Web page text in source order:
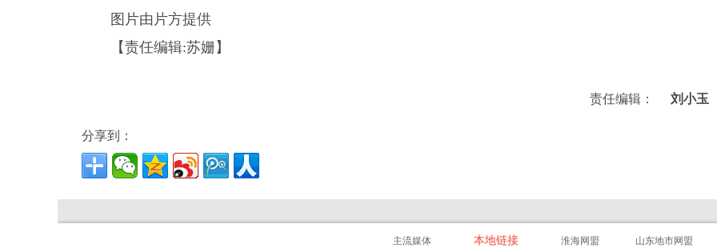
图片由片方提供
【责任编辑:苏姗】
责任编辑： 刘小玉
分享到：
主流媒体 本地链接 淮海网盟 山东地市网盟